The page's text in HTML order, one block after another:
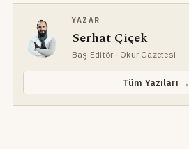
YAZAR
Serhat Çiçek
Baş Editör · Okur Gazetesi
Tüm Yazıları →